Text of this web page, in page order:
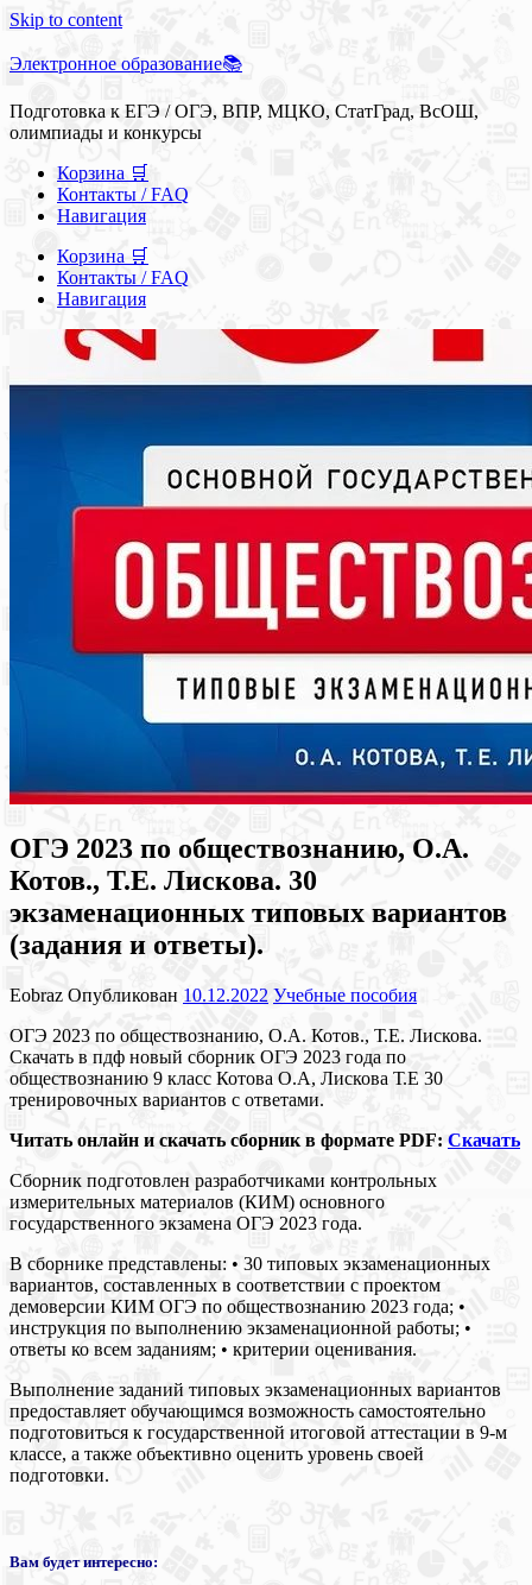
Skip to content
Электронное образование📚
Подготовка к ЕГЭ / ОГЭ, ВПР, МЦКО, СтатГрад, ВсОШ,
олимпиады и конкурсы
Корзина 🛒
Контакты / FAQ
Навигация
Корзина 🛒
Контакты / FAQ
Навигация
ОГЭ 2023 по обществознанию, О.А.
Котов., Т.Е. Лискова. 30
экзаменационных типовых вариантов
(задания и ответы).
Eobraz Опубликован 10.12.2022 Учебные пособия
ОГЭ 2023 по обществознанию, О.А. Котов., Т.Е. Лискова.
Скачать в пдф новый сборник ОГЭ 2023 года по
обществознанию 9 класс Котова О.А, Лискова Т.Е 30
тренировочных вариантов с ответами.
Читать онлайн и скачать сборник в формате PDF: Скачать
Сборник подготовлен разработчиками контрольных
измерительных материалов (КИМ) основного
государственного экзамена ОГЭ 2023 года.
В сборнике представлены: • 30 типовых экзаменационных
вариантов, составленных в соответствии с проектом
демоверсии КИМ ОГЭ по обществознанию 2023 года; •
инструкция по выполнению экзаменационной работы; •
ответы ко всем заданиям; • критерии оценивания.
Выполнение заданий типовых экзаменационных вариантов
предоставляет обучающимся возможность самостоятельно
подготовиться к государственной итоговой аттестации в 9-м
классе, а также объективно оценить уровень своей
подготовки.
Вам будет интересно: